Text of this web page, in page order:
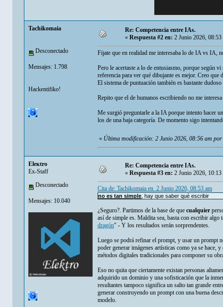
Tachikomaia
Desconectado
Mensajes: 1.798
Hackentifiko!
Re: Competencia entre IAs.
«Respuesta #2 en:2 Junio 2026, 08:53
Fijate que en realidad me interesaba lo de IA vs IA,
Pero le acertaste a lo de entusiasmo, porque según
referencia para ver qué dibujante es mejor. Creo que
El sistema de puntuación también es bastante
Repito que el de humanos escribiendo no me
Me surgió preguntarle a la IA porque intento hacer
los de una baja categoría. De momento sigo
«Última modificación: 2 Junio 2026, 08:56 am por
Eleкtro
Ex-Staff
Desconectado
Mensajes: 10.040
Re: Competencia entre IAs.
« Respuesta #3 en: 2 Junio 2026, 10:13
Cita de: Tachikomaia en 2 Junio 2026, 08:53 am
no es tan simple , hay que saber qué escribir
¿Seguro?. Partimos de la base de que cualquier
así de simple es. Maldita sea, basta con escribir algo
dragón" - Y los resultados serán sorprendentes.
Luego se podrá refinar el prompt, y usar un prompt
poder generar imágenes artísticas como ya se hace,
métodos digitales tradicionales para componer su
Eso no quita que ciertamente existan personas
adquirido un dominio y una sofisticación que la
resultantes tampoco significa un salto tan grande
generar construyendo un prompt con una buena
modelo.